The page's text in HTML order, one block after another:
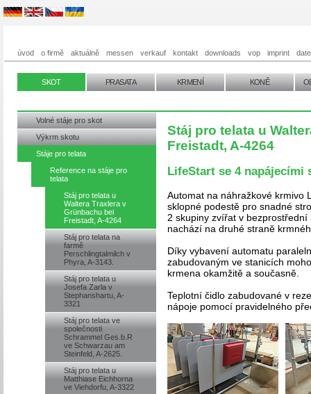
úvod o firmě aktuálně messen verkauf kontakt downloads vop imprint
SKOT PRASATA KRMENÍ KONĚ
Volné stáje pro skot
Výkrm skotu
Stáje pro telata
Reference na stáje pro
telata
Stáj pro telata u
Waltera Traxlera v
Grünbachu bei
Freistadt, A-4264
Stáj pro telata na
farmě
Perschlingtalmilch v
Phyra, A-3143.
Stáj pro telata u
Josefa Zarla v
Stephanshartu, A-
3321
Stáj pro telata ve
společnosti
Schrammel Ges.b.R
ve Schwarzau am
Steinfeld, A-2625.
Stáj pro telata u
Matthiase Eichhorna
ve Viehdorfu, A-3322
Stáj pro telata u
Freistadt, A-4264
LifeStart se 4 napájecími
Automat na náhražkové krmivo
sklopné podestě pro snadné
2 skupiny zvířat v
nachází na druhé straně
Díky vybavení automatu
zabudovaným ve stanicích
krmena okamžitě a současně.
Teplotní čidlo zabudované v
nápoje pomocí pravidelného